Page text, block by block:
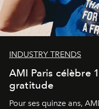
INDUSTRY TRENDS
AMI Paris célèbre
gratitude
Pour ses quinze ans,